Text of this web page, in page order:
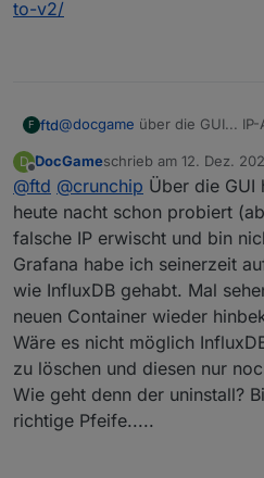
to-v2/
F ftd@docgame über die GUI...
D
Offline
DocGameschrieb am 12. Dez.
zuletzt editiert von
@ftd @crunchip Über die GUI
heute nacht schon probiert
falsche IP erwischt und bin
Grafana habe ich seinerzeit
wie InfluxDB gehabt. Mal
neuen Container wieder
Wäre es nicht möglich
zu löschen und diesen nur
Wie geht denn der uninstall?
richtige Pfeife.....